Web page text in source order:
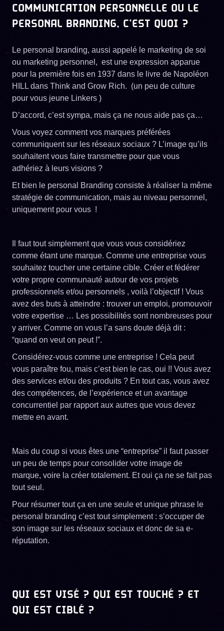
COMMUNICATION PERSONNELLE OU LE
PERSONAL BRANDING, C’EST QUOI ?
Le personal branding, aussi appelé le marketing de soi
ou marketing personnel, est une expression apparue
pour la première fois en 1937 dans le livre de Napoléon
HILL dans Think and Grow Rich. (un peu de culture
pour vous jeune Linkers )
D’accord, c’est sympa, mais ça ne nous aide pas ça…
Vous voyez comment vos marques préférées
communiquent sur les réseaux sociaux ? L’image qu’ils
souhaitent vous faire transmettre pour que vous
adhériez à leurs visions ?
Et bien le personal Branding consiste à réaliser la même
stratégie de communication, mais au niveau personnel,
uniquement pour vous !
Il faut tout simplement que vous vous considériez
comme étant une marque. Comme une entreprise vous
souhaitez toucher une certaine cible. Créer et fédérer
votre propre communauté autour de vos projets
professionnels et/ou personnels , voilà l’objectif ! Vous
avez des buts à atteindre : trouver un emploi, promouvoir
votre expertise … Les possibilités sont nombreuses pour
y arriver. Comme on vous l’a sans doute déjà dit :
“quand on veut on peut !”.
Considérez-vous comme une entreprise ! Cela peut
vous paraître fou, mais c’est bien le cas, oui !! Vous avez
des services et/ou des produits ? En tout cas, vous avez
des compétences, de l’expérience et un avantage
concurrentiel par rapport aux autres que vous devez
mettre en avant.
Mais du coup si vous êtes une “entreprise” il faut passer
un peu de temps pour consolider votre image de
marque, voire la créer totalement. Et oui ça ne se fait pas
tout seul.
Pour résumer tout ça en une seule et unique phrase le
personal branding c’est tout simplement : s’occuper de
son image sur les réseaux sociaux et donc de sa e-
réputation.
QUI EST VISÉ ? QUI EST TOUCHÉ ? ET
QUI EST CIBLÉ ?